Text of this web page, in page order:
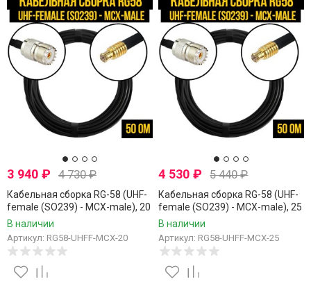
3 940 ₽ 4 730₽
Кабельная сборка RG-58 (UHF-
female (SO239) - MCX-male), 20
метров
В наличии
Артикул: RG58-UHFF-MCX-20
4 530₽ 5 440₽
Кабельная сборка RG-58 (UHF-
female (SO239) - MCX-male), 25
метров
В наличии
Артикул: RG58-UHFF-MCX-25